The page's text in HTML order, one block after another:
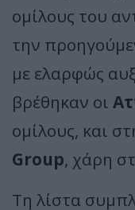
ομίλους του
την
με ελαρφώς
βρέθηκαν οι
ομίλους, και
Group, χάρη
Τη λίστα